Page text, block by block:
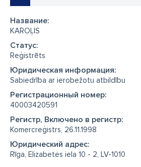
Название:
KAROĻIS
Cтатус:
Reģistrēts
Юридическая информация:
Sabiedrība ar ierobežotu atbildību
Регистрационный номер:
40003420591
Регистр, Включено в регистр:
Komercreģistrs, 26.11.1998
Юридический адрес:
Rīga, Elizabetes iela 10 - 2, LV-1010